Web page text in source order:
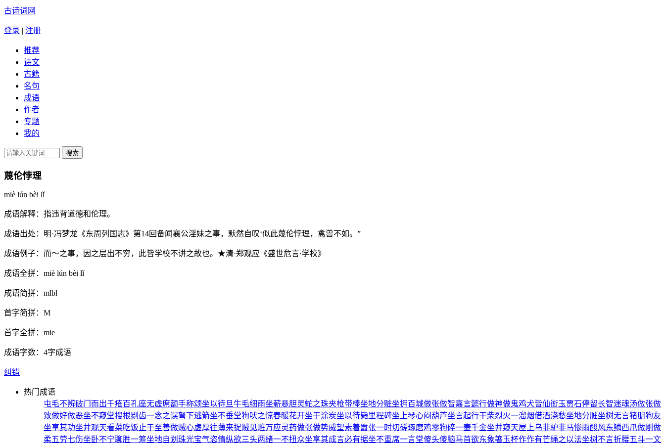
古诗词网
登录 | 注册
推荐
诗文
古籍
名句
成语
作者
专题
我的
蔑伦悖理
miè lún bèi lǐ
成语解释： 指违背道德和伦理。
成语出处： 明·冯梦龙《东周列国志》第14回备闻襄公淫妹之事，默然自叹‘似此蔑伦悖理，禽兽不如。”
成语例子： 而～之事，因之层出不穷，此皆学校不讲之故也。★清·郑观应《盛世危言·学校》
成语全拼： miè lún bèi lǐ
成语简拼： mlbl
首字简拼： M
首字全拼： mie
成语字数： 4字成语
纠错
热门成语
屯毛不辨破门而出千疮百孔座无虚席额手称颂坐以待旦牛毛细雨坐薪悬胆灵蛇之珠夹枪带棒坐地分赃坐拥百城做张做智嘉言懿行做神做鬼鸡犬皆仙衒玉贾石停留长智迷魂汤做张做
致做好做恶坐不窥堂搜根剔齿一念之误弩下逃箭坐不垂堂狗吠之惊春暖花开坐于涂炭坐以待毙里程碑坐上琴心闷葫芦坐言起行干柴烈火一溜烟借酒浇愁坐地分脏坐树无言猪朋狗友
坐享其功坐井观天看菜吃饭止于至善做贼心虚厚往薄来捉贼见赃万应灵药做张做势威望素着嚣张一时切磋琢磨鸡零狗碎一壸千金坐井窥天屋上乌非驴非马惨雨酸风东鳞西爪做刚做
柔五劳七伤坐卧不宁聊胜一筹坐地自划 珠光宝气恣情纵欲三头两绪一不扭众坐享其成言必有据坐不重席一言堂傻头傻脑马首欲东象箸玉杯作作有芒绳之以法坐树不言折腰五斗一文